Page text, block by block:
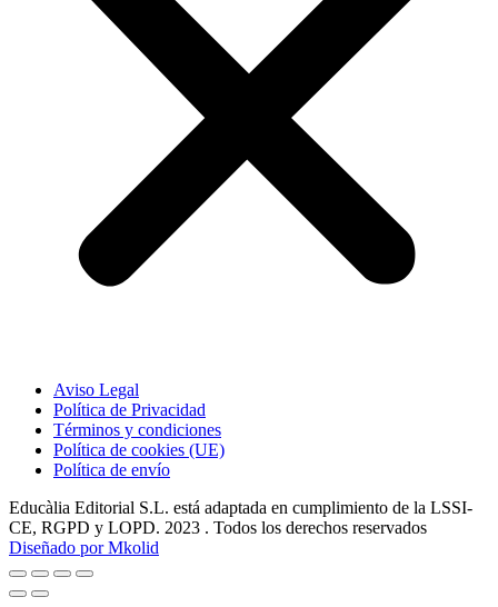
Aviso Legal
Política de Privacidad
Términos y condiciones
Política de cookies (UE)
Política de envío
Educàlia Editorial S.L. está adaptada en cumplimiento de la LSSI-
CE, RGPD y LOPD. 2023 . Todos los derechos reservados
Diseñado por Mkolid